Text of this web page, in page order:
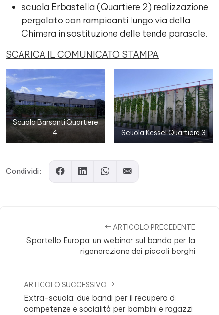
scuola Erbastella (Quartiere 2) realizzazione
pergolato con rampicanti lungo via della
Chimera in sostituzione delle tende parasole.
SCARICA IL COMUNICATO STAMPA
Scuola Barsanti Quartiere
4
Scuola Kassel Quartiere 3
Condividi:
ARTICOLO PRECEDENTE
Sportello Europa: un webinar sul bando per la
rigenerazione dei piccoli borghi
ARTICOLO SUCCESSIVO
Extra-scuola: due bandi per il recupero di
competenze e socialità per bambini e ragazzi